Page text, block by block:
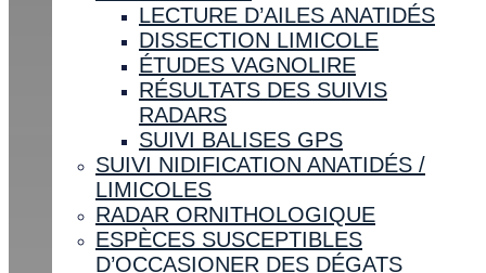
LECTURE D’AILES ANATIDÉS
DISSECTION LIMICOLE
ÉTUDES VAGNOLIRE
RÉSULTATS DES SUIVIS
RADARS
SUIVI BALISES GPS
SUIVI NIDIFICATION ANATIDÉS /
LIMICOLES
RADAR ORNITHOLOGIQUE
ESPÈCES SUSCEPTIBLES
D’OCCASIONER DES DÉGATS